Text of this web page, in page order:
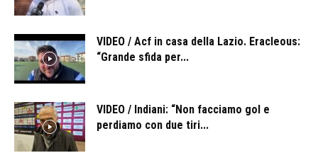
VIDEO / Acf in casa della Lazio. Eracleous:
“Grande sfida per...
VIDEO / Indiani: “Non facciamo gol e
perdiamo con due tiri...